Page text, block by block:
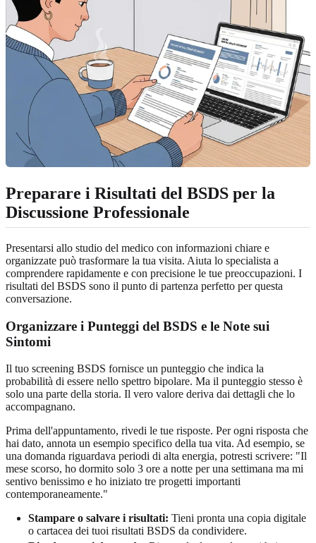
Preparare i Risultati del BSDS per la
Discussione Professionale
Presentarsi allo studio del medico con informazioni chiare e
organizzate può trasformare la tua visita. Aiuta lo specialista a
comprendere rapidamente e con precisione le tue preoccupazioni. I
risultati del BSDS sono il punto di partenza perfetto per questa
conversazione.
Organizzare i Punteggi del BSDS e le Note sui
Sintomi
Il tuo screening BSDS fornisce un punteggio che indica la
probabilità di essere nello spettro bipolare. Ma il punteggio stesso è
solo una parte della storia. Il vero valore deriva dai dettagli che lo
accompagnano.
Prima dell'appuntamento, rivedi le tue risposte. Per ogni risposta che
hai dato, annota un esempio specifico della tua vita. Ad esempio, se
una domanda riguardava periodi di alta energia, potresti scrivere: "Il
mese scorso, ho dormito solo 3 ore a notte per una settimana ma mi
sentivo benissimo e ho iniziato tre progetti importanti
contemporaneamente."
Stampare o salvare i risultati: Tieni pronta una copia digitale
o cartacea dei tuoi risultati BSDS da condividere.